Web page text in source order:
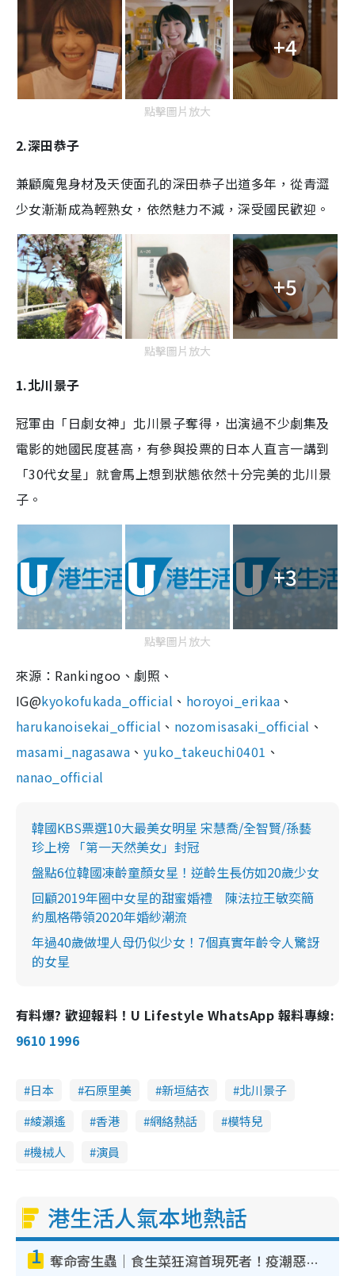
+4
點擊圖片放大
2.深田恭子
兼顧魔鬼身材及天使面孔的深田恭子出道多年，從青澀
少女漸漸成為輕熟女，依然魅力不減，深受國民歡迎。
+5
點擊圖片放大
1.北川景子
冠軍由「日劇女神」北川景子奪得，出演過不少劇集及
電影的她國民度甚高，有參與投票的日本人直言一講到
「30代女星」就會馬上想到狀態依然十分完美的北川景
子。
+3
點擊圖片放大
來源：Rankingoo、劇照、
IG@kyokofukada_official 、 horoyoi_erikaa 、
harukanoisekai_official 、 nozomisasaki_official 、
masami_nagasawa 、 yuko_takeuchi0401 、
nanao_official
韓國KBS票選10大最美女明星 宋慧喬/全智賢/孫藝
珍上榜 「第一天然美女」封冠
盤點6位韓國凍齡童顏女星！逆齡生長仿如20歲少女
回顧2019年圈中女星的甜蜜婚禮 陳法拉王敏奕簡
約風格帶領2020年婚紗潮流
年過40歲做埋人母仍似少女！7個真實年齡令人驚訝
的女星
有料爆? 歡迎報料！U Lifestyle WhatsApp 報料專線:
9610 1996
日本 石原里美 新垣結衣
北川景子
綾瀨遙
香港 網絡熱話
模特兒
機械人
演員
港生活人氣本地熱話
1 奪命寄生蟲｜食生菜狂瀉首現死者！疫潮惡化錄1.8萬宗病例 揭洗菜3大謬誤